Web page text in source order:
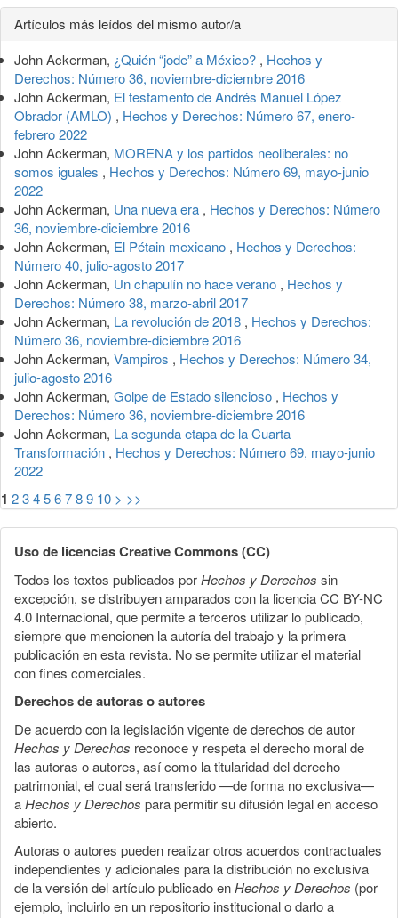
Detalles
del
artículo
Artículos más leídos del mismo autor/a
John Ackerman, ¿Quién “jode” a México? , Hechos y
Derechos: Número 36, noviembre-diciembre 2016
John Ackerman, El testamento de Andrés Manuel López
Obrador (AMLO) , Hechos y Derechos: Número 67, enero-
febrero 2022
John Ackerman, MORENA y los partidos neoliberales: no
somos iguales , Hechos y Derechos: Número 69, mayo-junio
2022
John Ackerman, Una nueva era , Hechos y Derechos: Número
36, noviembre-diciembre 2016
John Ackerman, El Pétain mexicano , Hechos y Derechos:
Número 40, julio-agosto 2017
John Ackerman, Un chapulín no hace verano , Hechos y
Derechos: Número 38, marzo-abril 2017
John Ackerman, La revolución de 2018 , Hechos y Derechos:
Número 36, noviembre-diciembre 2016
John Ackerman, Vampiros , Hechos y Derechos: Número 34,
julio-agosto 2016
John Ackerman, Golpe de Estado silencioso , Hechos y
Derechos: Número 36, noviembre-diciembre 2016
John Ackerman, La segunda etapa de la Cuarta
Transformación , Hechos y Derechos: Número 69, mayo-junio
2022
1 23456789 10 > >>
Uso de licencias Creative Commons (CC)
Todos los textos publicados porHechos y Derechos sin
excepción, se distribuyen amparados con la licencia CC BY-NC
4.0 Internacional, que permite a terceros utilizar lo publicado,
siempre que mencionen la autoría del trabajo y la primera
publicación en esta revista. No se permite utilizar el material
con fines comerciales.
Derechos de autoras o autores
De acuerdo con la legislación vigente de derechos de autor
Hechos y Derechos reconoce y respeta el derecho moral de
las autoras o autores, así como la titularidad del derecho
patrimonial, el cual será transferido —de forma no exclusiva—
aHechos y Derechos para permitir su difusión legal en acceso
abierto.
Autoras o autores pueden realizar otros acuerdos contractuales
independientes y adicionales para la distribución no exclusiva
de la versión del artículo publicado enHechos y Derechos (por
ejemplo, incluirlo en un repositorio institucional o darlo a